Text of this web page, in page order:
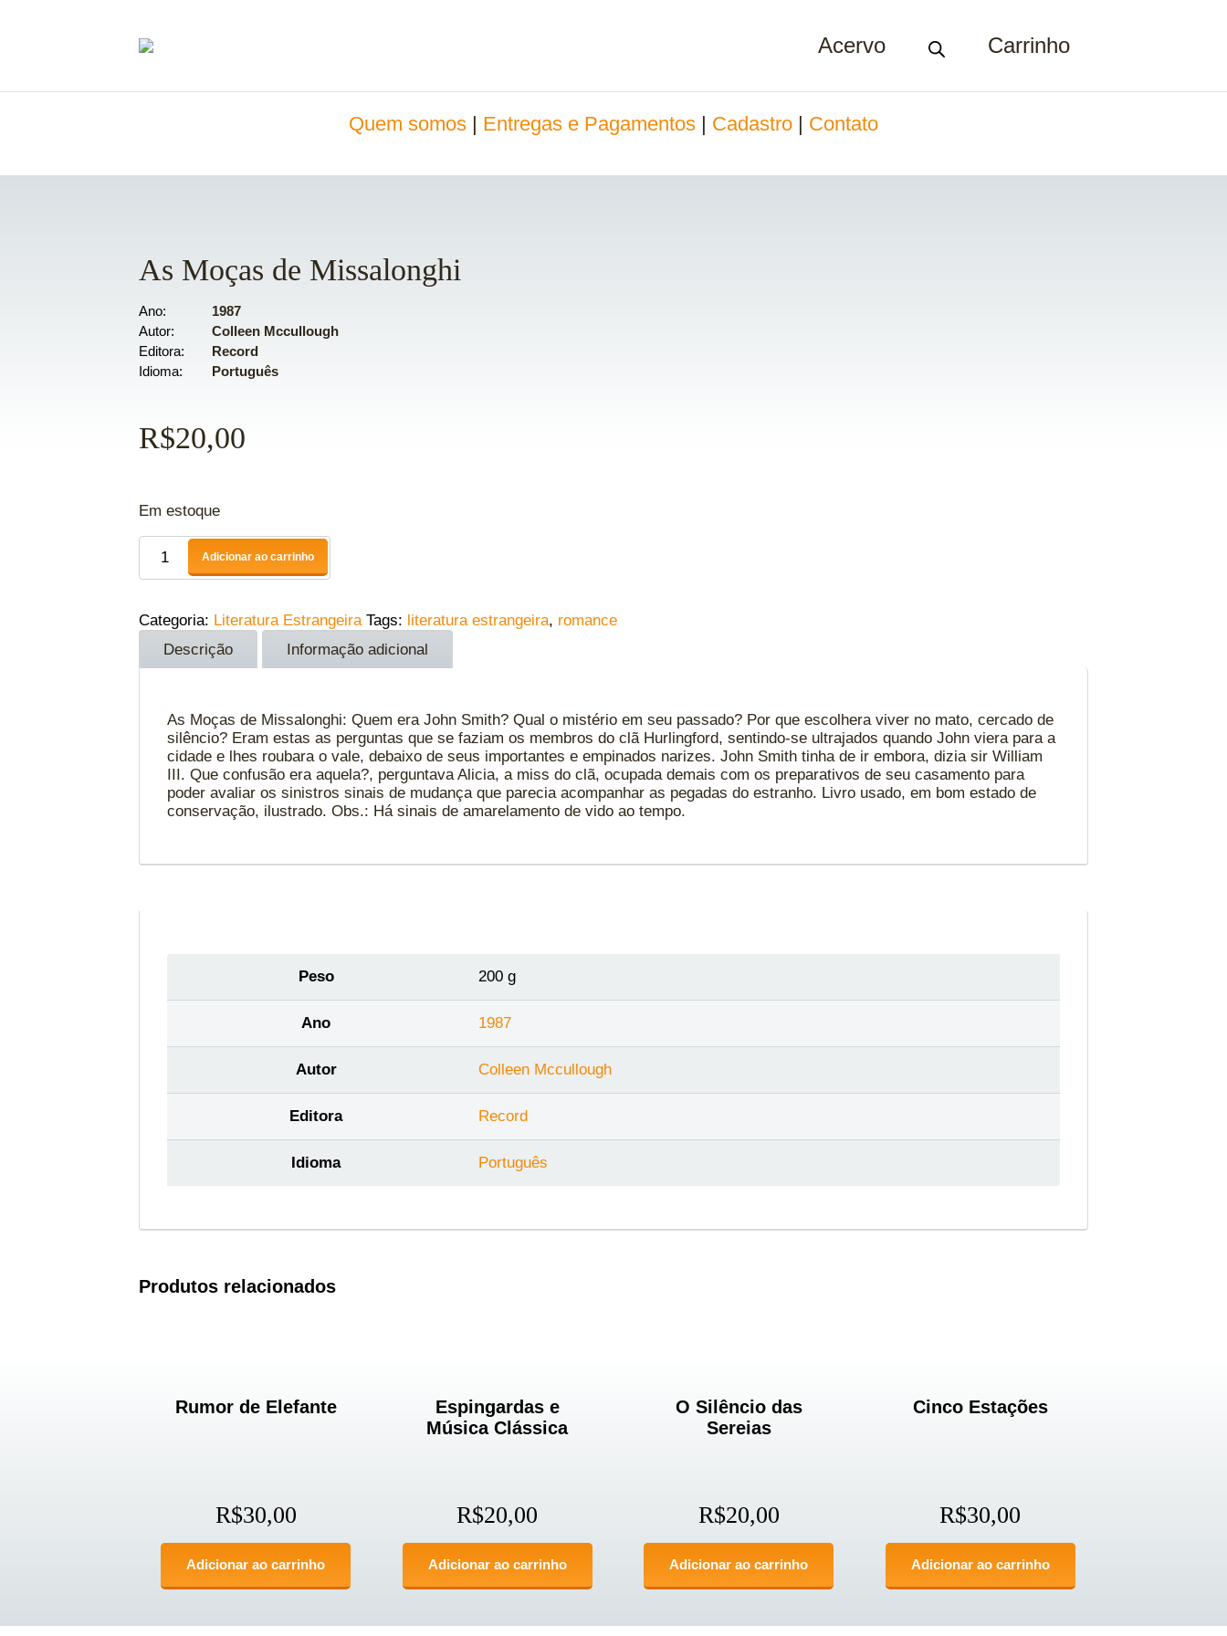
Acervo Carrinho
Quem somos Entregas e Pagamentos Cadastro Contato
As Moças de Missalonghi
Ano
1987
Autor
Colleen Mccullough
Editora
Record
Idioma
Português
R$20,00
Em estoque
Adicionar ao carrinho
Categoria: Literatura Estrangeira Tags: literatura estrangeira, romance
Descrição
Informação adicional
As Moças de Missalonghi: Quem era John Smith? Qual o mistério em seu passado? Por que escolhera viver no mato, cercado de
silêncio? Eram estas as perguntas que se faziam os membros do clã Hurlingford, sentindo-se ultrajados quando John viera para a
cidade e lhes roubara o vale, debaixo de seus importantes e empinados narizes. John Smith tinha de ir embora, dizia sir William
III. Que confusão era aquela?, perguntava Alicia, a miss do clã, ocupada demais com os preparativos de seu casamento para
poder avaliar os sinistros sinais de mudança que parecia acompanhar as pegadas do estranho. Livro usado, em bom estado de
conservação, ilustrado. Obs.: Há sinais de amarelamento de vido ao tempo.
Peso 200 g
Ano 1987
Autor Colleen Mccullough
Editora Record
Idioma Português
Produtos relacionados
Rumor de Elefante
R$30,00
Adicionar ao carrinho
Espingardas e
Música Clássica
R$20,00
Adicionar ao carrinho
O Silêncio das
Sereias
R$20,00
Adicionar ao carrinho
Cinco Estações
R$30,00
Adicionar ao carrinho